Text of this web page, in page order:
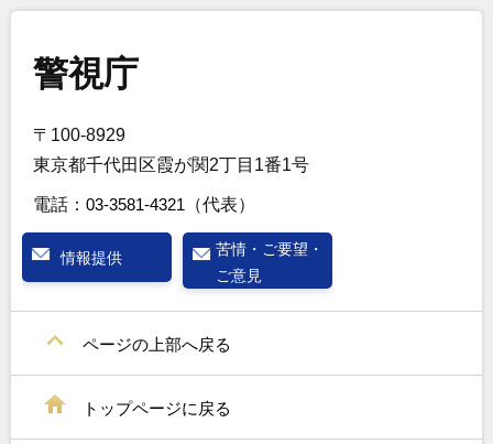
警視庁
〒100-8929
東京都千代田区霞が関2丁目1番1号
電話： 03-3581-4321 （代表）
情報提供
苦情・ご要望・
ご意見
ページの上部へ戻る
トップページに戻る